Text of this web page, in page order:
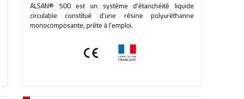
ALSAN® 500 est un système d'étanchéité liquide
circulable constitué d'une résine polyuréthanne
monocomposante, prête à l'emploi.